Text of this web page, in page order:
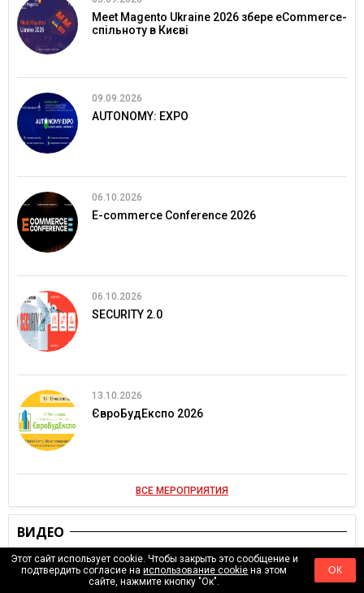
Meet Magento Ukraine 2026 збере eCommerce-
спільноту в Києві
09.09.2026
AUTONOMY: EXPO
06.10.2026
E-commerce Conference 2026
06.10.2026
SECURITY 2.0
13.10.2026
ЄвроБудЕкспо 2026
ВСЕ МЕРОПРИЯТИЯ
ВИДЕО
Этот сайт использует cookie. Чтобы закрыть это сообщение и
подтвердить согласие наиспользование cookie на этом
сайте, нажмите кнопку "Ок".
ОК